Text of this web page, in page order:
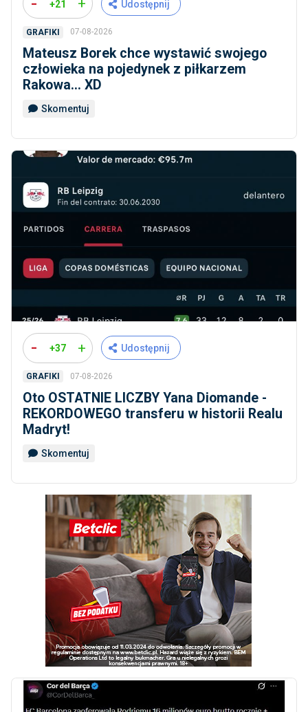
+21 + Udostępnij
GRAFIKI 07-08-2026
Mateusz Borek chce wystawić swojego
człowieka na pojedynek z piłkarzem
Rakowa... XD
Skomentuj
- +37 + Udostępnij
GRAFIKI 07-08-2026
Oto OSTATNIE LICZBY Yana Diomande -
REKORDOWEGO transferu w historii Realu
Madryt!
Skomentuj